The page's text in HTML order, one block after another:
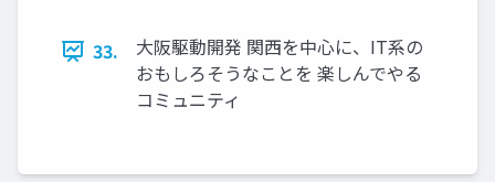
33.
大阪駆動開発 関西を中心に、IT系の
おもしろそうなことを 楽しんでやる
コミュニティ